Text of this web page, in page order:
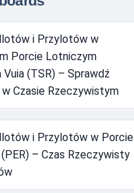
i Przylotów w
Porcie Lotniczym
Vuia (TSR) – Sprawdź
Czasie Rzeczywistym
i Przylotów w Porcie
– Czas Rzeczywisty